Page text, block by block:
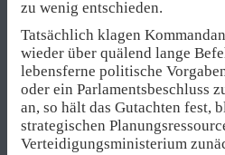
zu wenig entschieden.
Tatsächlich klagen
wieder über quälend lange
lebensferne politische
oder ein Parlamentsbeschluss
an, so hält das Gutachten fest,
strategischen
Verteidigungsministerium